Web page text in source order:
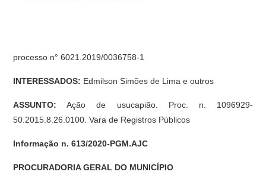
processo n° 6021.2019/0036758-1
INTERESSADOS: Edmilson Simões de Lima e outros
ASSUNTO: Ação de usucapião. Proc. n. 1096929-
50.2015.8.26.0100. Vara de Registros Públicos
Informação n. 613/2020-PGM.AJC
PROCURADORIA GERAL DO MUNICÍPIO